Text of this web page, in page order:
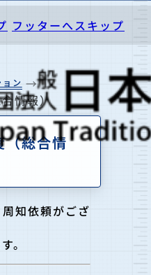
フッターへスキップ
ン
合情報）
（総合情
知依頼がござ
。